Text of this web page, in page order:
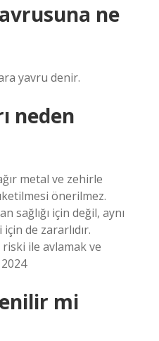
ne
yavru denir.
neden
metal ve zehirle
önerilmez.
sağlığı için değil, aynı
de zararlıdır.
riski ile avlamak ve
mi